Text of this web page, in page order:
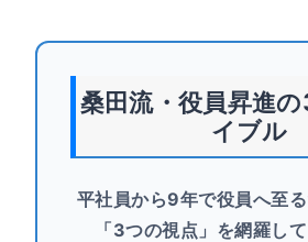
桑田流・役員昇進
イブル
平社員から9年で役員へ至
「3つの視点」を網羅して